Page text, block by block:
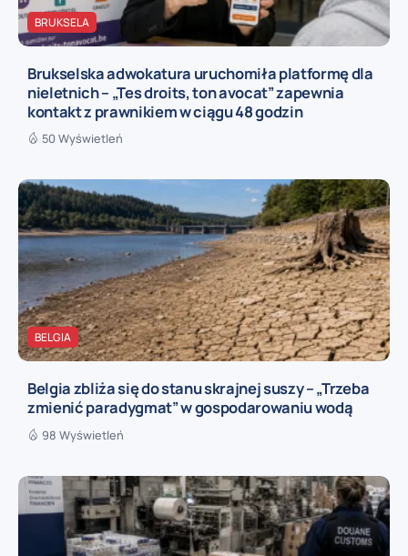
BRUKSELA
Brukselska adwokatura uruchomiła platformę dla
nieletnich – „Tes droits, ton avocat” zapewnia
kontakt z prawnikiem w ciągu 48 godzin
50 Wyświetleń
BELGIA
Belgia zbliża się do stanu skrajnej suszy – „Trzeba
zmienić paradygmat” w gospodarowaniu wodą
98 Wyświetleń